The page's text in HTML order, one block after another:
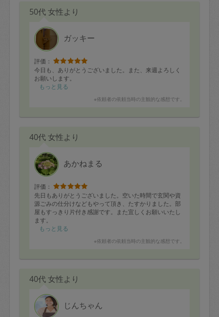
50代 女性より
ガッキー
評価：
今日も、ありがとうございました。また、来週よろしく
お願いします。
もっと見る
※依頼者の依頼当時の主観的な感想です。
40代 女性より
あかねまる
評価：
先日もありがとうございました。空いた時間で玄関や資
源ごみの仕分けなどもやって頂き、たすかりました。部
屋もすっきり片付き感謝です。また宜しくお願いいたし
ます。
もっと見る
※依頼者の依頼当時の主観的な感想です。
40代 女性より
じんちゃん